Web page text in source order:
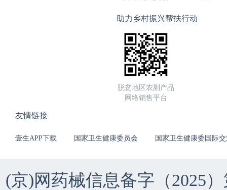
助力乡村振兴帮扶行动
脱贫地区农副产品
网络销售平台
友情链接
壹生APP下载 国家卫生健康委员会 国家卫生健康委国际
(京)网药械信息备字（2025